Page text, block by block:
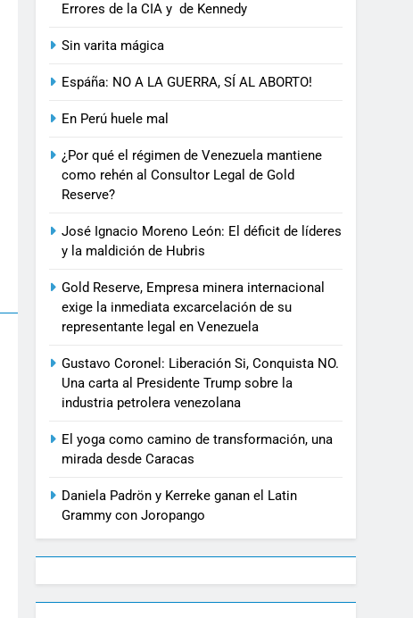
Errores de la CIA y de Kennedy
Sin varita mágica
Espáña: NO A LA GUERRA, SÍ AL ABORTO!
En Perú huele mal
¿Por qué el régimen de Venezuela mantiene
como rehén al Consultor Legal de Gold
Reserve?
José Ignacio Moreno León: El déficit de líderes
y la maldición de Hubris
Gold Reserve, Empresa minera internacional
exige la inmediata excarcelación de su
representante legal en Venezuela
Gustavo Coronel: Liberación Si, Conquista NO.
Una carta al Presidente Trump sobre la
industria petrolera venezolana
El yoga como camino de transformación, una
mirada desde Caracas
Daniela Padrön y Kerreke ganan el Latin
Grammy con Joropango